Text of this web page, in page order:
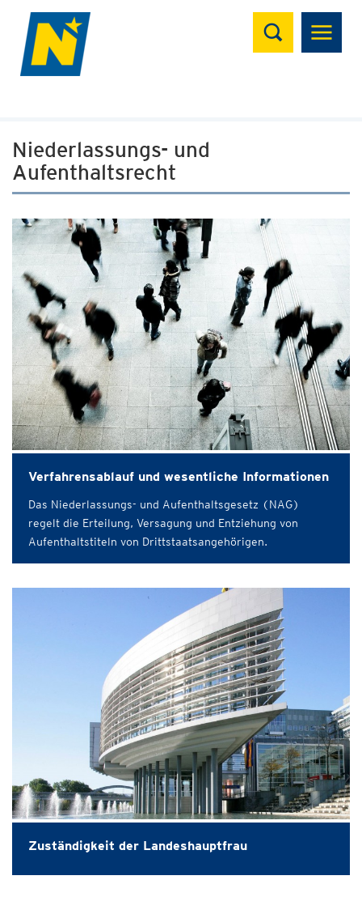
Suchen
Niederlassungs- und
Aufenthaltsrecht
Verfahrensablauf und wesentliche Informationen
Das Niederlassungs- und Aufenthaltsgesetz (NAG)
regelt die Erteilung, Versagung und Entziehung von
Aufenthaltstiteln von Drittstaatsangehörigen.
Zuständigkeit der Landeshauptfrau